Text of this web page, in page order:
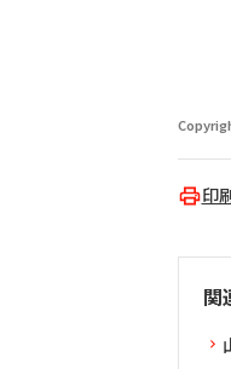
印
関